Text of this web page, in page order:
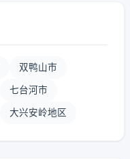
双鸭山市
七台河市
大兴安岭地区